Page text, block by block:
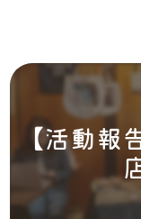
【活動報